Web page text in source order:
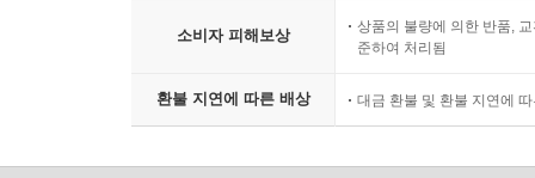
소비자 피해보상
상품의 불량에 의한 반품,
준하여 처리됨
환불 지연에 따른 배상 대금 환불 및 환불 지연에